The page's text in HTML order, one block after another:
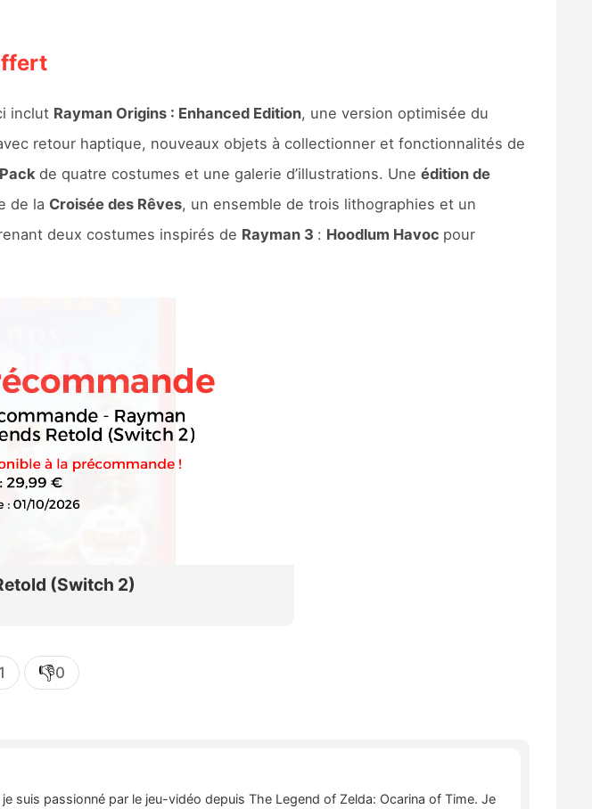
inclut Rayman Origins : Enhanced Edition, une version optimisée du
retour haptique, nouveaux objets à collectionner et fonctionnalités de
de quatre costumes et une galerie d’illustrations. Une édition de
de la Croisée des Rêves, un ensemble de trois lithographies et un
deux costumes inspirés de Rayman 3 : Hoodlum Havoc pour
1 👎0
suis passionné par le jeu-vidéo depuis The Legend of Zelda: Ocarina of Time. Je